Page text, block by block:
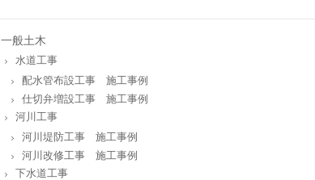
一般土木
水道工事
配水管布設工事 施工事例
仕切弁増設工事 施工事例
河川工事
河川堤防工事 施工事例
河川改修工事 施工事例
下水道工事